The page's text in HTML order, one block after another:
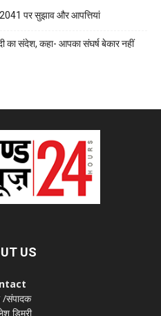
2041 पर सुझाव और आपत्तियां
का संदेश, कहा- आपका संघर्ष बेकार नहीं
US
/संपादक
डिमरी